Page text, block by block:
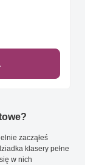
zacząłeś
klasery pełne
w nich